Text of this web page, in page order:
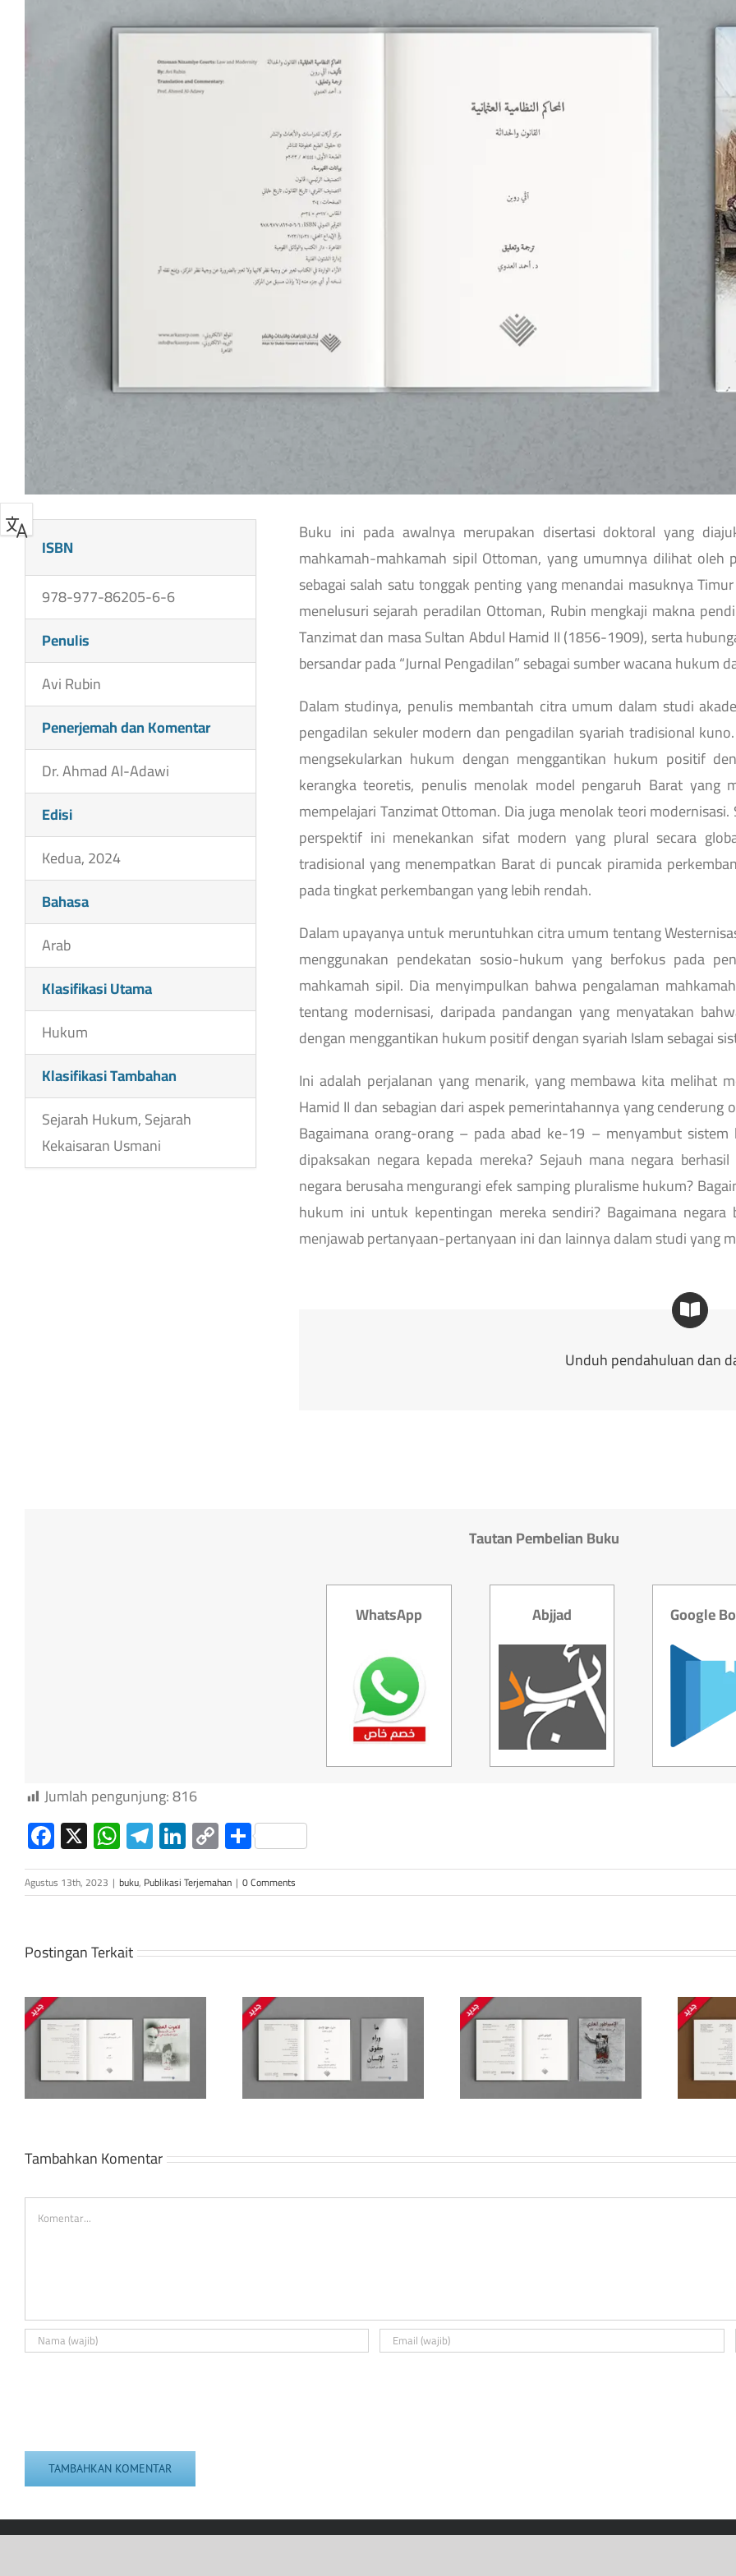
ISBN
978-977-86205-6-6
Penulis
Avi Rubin
Penerjemah dan Komentar
Dr. Ahmad Al-Adawi
Edisi
Kedua, 2024
Bahasa
Arab
Klasifikasi Utama
Hukum
Klasifikasi Tambahan
Sejarah Hukum, Sejarah
Kekaisaran Usmani
Buku ini pada awalnya merupakan disertasi doktoral yang
mahkamah-mahkamah sipil Ottoman, yang umumnya dilihat
sebagai salah satu tonggak penting yang menandai masuknya
menelusuri sejarah peradilan Ottoman, Rubin mengkaji makna
Tanzimat dan masa Sultan Abdul Hamid II (1856-1909), serta
bersandar pada “Jurnal Pengadilan” sebagai sumber wacana hukum
Dalam studinya, penulis membantah citra umum dalam studi
pengadilan sekuler modern dan pengadilan syariah tradisional
mengsekularkan hukum dengan menggantikan hukum positif
kerangka teoretis, penulis menolak model pengaruh Barat yang
mempelajari Tanzimat Ottoman. Dia juga menolak teori
perspektif ini menekankan sifat modern yang plural secara
tradisional yang menempatkan Barat di puncak piramida
pada tingkat perkembangan yang lebih rendah.
Dalam upayanya untuk meruntuhkan citra umum tentang
menggunakan pendekatan sosio-hukum yang berfokus pada
mahkamah sipil. Dia menyimpulkan bahwa pengalaman
tentang modernisasi, daripada pandangan yang menyatakan
dengan menggantikan hukum positif dengan syariah Islam sebagai
Ini adalah perjalanan yang menarik, yang membawa kita melihat
Hamid II dan sebagian dari aspek pemerintahannya yang
Bagaimana orang-orang – pada abad ke-19 – menyambut
dipaksakan negara kepada mereka? Sejauh mana negara
negara berusaha mengurangi efek samping pluralisme hukum?
hukum ini untuk kepentingan mereka sendiri? Bagaimana
menjawab pertanyaan-pertanyaan ini dan lainnya dalam studi yang
Unduh pendahuluan dan
Tautan Pembelian Buku
WhatsApp Abjjad Google
Jumlah pengunjung:816
Facebook
X WhatsApp
Telegram
LinkedIn
Copy
Link
Share
Agustus 13th, 2023 | buku, Publikasi Terjemahan | 0 Comments
Postingan Terkait
Melampaui Hak Asasi
Manusia:
Memperjuangkan
Kebebasan
Kaisar Telanjang:
Tentang Keniscayaan
Runtuhnya Negara-
Bangsa
Roma, Persia, dan
Semenanjung Arab:
Pembentukan Timur
Tengah dari panglima
Romawi Pompey
Tambahkan Komentar
Comment